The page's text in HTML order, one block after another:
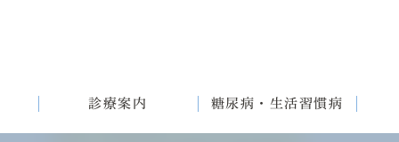
診療案内 糖尿病・生活習慣病